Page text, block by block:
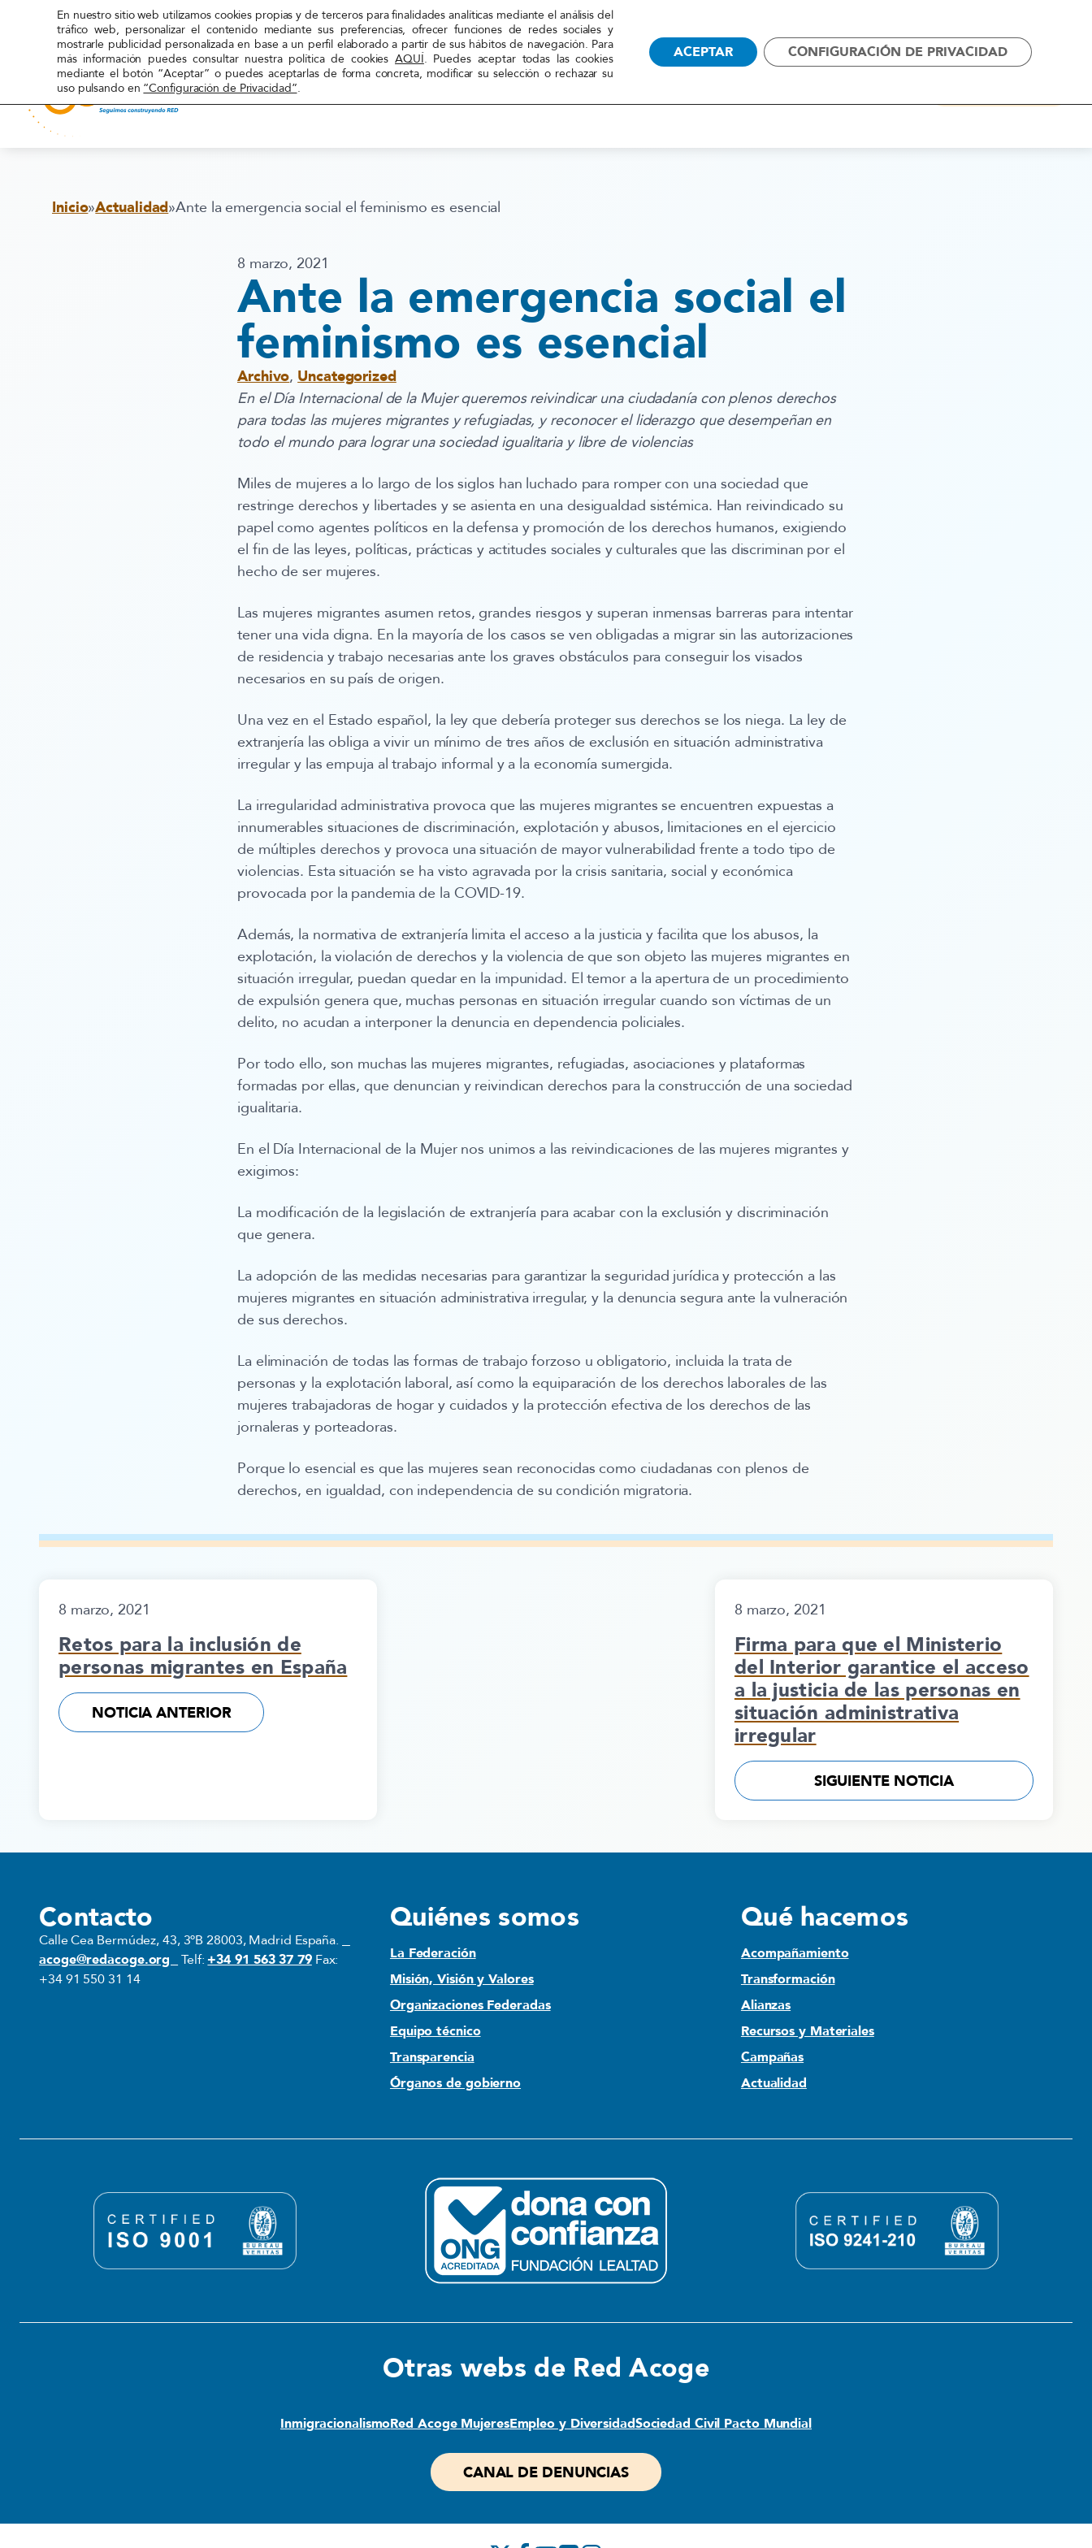
TRANSPARENCIA
Red
Acoge
Inicio»Actualidad»Ante la emergencia social el feminismo es esencial
8 marzo, 2021
Ante la emergencia social el
feminismo es esencial
Archivo,Uncategorized
En el Día Internacional de la Mujer queremos reivindicar una ciudadanía con plenos derechos
para todas las mujeres migrantes y refugiadas, y reconocer el liderazgo que desempeñan en
todo el mundo para lograr una sociedad igualitaria y libre de violencias
Miles de mujeres a lo largo de los siglos han luchado para romper con una sociedad que
restringe derechos y libertades y se asienta en una desigualdad sistémica. Han reivindicado su
papel como agentes políticos en la defensa y promoción de los derechos humanos, exigiendo
el fin de las leyes, políticas, prácticas y actitudes sociales y culturales que las discriminan por el
hecho de ser mujeres.
Las mujeres migrantes asumen retos, grandes riesgos y superan inmensas barreras para intentar
tener una vida digna. En la mayoría de los casos se ven obligadas a migrar sin las autorizaciones
de residencia y trabajo necesarias ante los graves obstáculos para conseguir los visados
necesarios en su país de origen.
Una vez en el Estado español, la ley que debería proteger sus derechos se los niega. La ley de
extranjería las obliga a vivir un mínimo de tres años de exclusión en situación administrativa
irregular y las empuja al trabajo informal y a la economía sumergida.
La irregularidad administrativa provoca que las mujeres migrantes se encuentren expuestas a
innumerables situaciones de discriminación, explotación y abusos, limitaciones en el ejercicio
de múltiples derechos y provoca una situación de mayor vulnerabilidad frente a todo tipo de
violencias. Esta situación se ha visto agravada por la crisis sanitaria, social y económica
provocada por la pandemia de la COVID-19.
Además, la normativa de extranjería limita el acceso a la justicia y facilita que los abusos, la
explotación, la violación de derechos y la violencia de que son objeto las mujeres migrantes en
situación irregular, puedan quedar en la impunidad. El temor a la apertura de un procedimiento
de expulsión genera que, muchas personas en situación irregular cuando son víctimas de un
delito, no acudan a interponer la denuncia en dependencia policiales.
Por todo ello, son muchas las mujeres migrantes, refugiadas, asociaciones y plataformas
formadas por ellas, que denuncian y reivindican derechos para la construcción de una sociedad
igualitaria.
En el Día Internacional de la Mujer nos unimos a las reivindicaciones de las mujeres migrantes y
exigimos:
La modificación de la legislación de extranjería para acabar con la exclusión y discriminación
que genera.
La adopción de las medidas necesarias para garantizar laseguridad jurídica y protección a las
mujeres migrantes en situación administrativa irregular, y la denuncia segura ante la vulneración
de sus derechos.
La eliminación de todas las formas de trabajo forzoso u obligatorio, incluida la trata de
personas y la explotación laboral, así como la equiparación de los derechos laborales de las
mujeres trabajadoras de hogar y cuidados y la protección efectiva de los derechos de las
jornaleras y porteadoras.
Porque lo esencial es que las mujeres sean reconocidas como ciudadanas con plenos de
derechos, en igualdad, con independencia de su condición migratoria.
8 marzo, 2021
Retos para la inclusión de
personas migrantes en España
NOTICIA ANTERIOR
8 marzo, 2021
Firma para que el Ministerio
del Interior garantice el acceso
a la justicia de las personas en
situación administrativa
irregular
SIGUIENTE NOTICIA
Contacto
Calle Cea Bermúdez, 43, 3ºB 28003, Madrid España.
acoge@redacoge.org
Telf: +34 91 563 37 79Fax:
+34 91 550 31 14
Quiénes somos
La Federación
Misión, Visión y Valores
Organizaciones Federadas
Equipo técnico
Transparencia
Órganos de gobierno
Qué hacemos
Acompañamiento
Transformación
Alianzas
Recursos y Materiales
Campañas
Actualidad
Otras webs de Red Acoge
InmigracionalismoRed Acoge MujeresEmpleo y DiversidadSociedad Civil Pacto Mundial
CANAL DE DENUNCIAS
En nuestro sitio web utilizamos cookies propias y de terceros para finalidades analíticas mediante el análisis del
tráfico web, personalizar el contenido mediante sus preferencias, ofrecer funciones de redes sociales y
mostrarle publicidad personalizada en base a un perfil elaborado a partir de sus hábitos de navegación. Para
más información puedes consultar nuestra política de cookiesAQUÍ. Puedes aceptar todas las cookies
mediante el botón “Aceptar” o puedes aceptarlas de forma concreta, modificar su selección o rechazar su
uso pulsando en “Configuración de Privacidad”.
ACEPTAR CONFIGURACIÓN DE PRIVACIDAD